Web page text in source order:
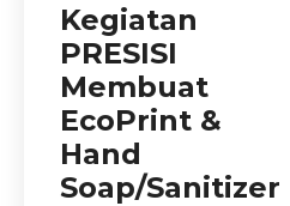
Kegiatan
PRESISI
Membuat
EcoPrint &
Hand
Soap/Sanitizer